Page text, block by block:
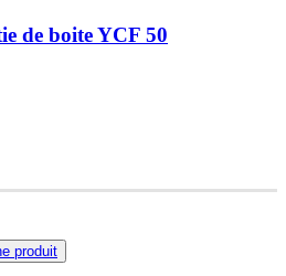
de boite YCF 50
produit